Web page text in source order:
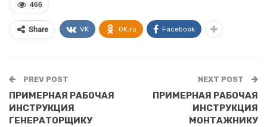
466
Share VK OK.ru Facebook
PREV POST
ПРИМЕРНАЯ РАБОЧАЯ
ИНСТРУКЦИЯ
ГЕНЕРАТОРЩИКУ
NEXT POST
ПРИМЕРНАЯ РАБОЧАЯ
ИНСТРУКЦИЯ
МОНТАЖНИКУ